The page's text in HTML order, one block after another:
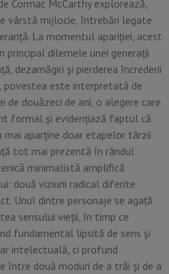
Cormac McCarthy explorează,
vârstă mijlocie, întrebări legate
La momentul apariției, acest
dilemele unei generații
dezamăgiri și pierderea încrederii
povestea este interpretată de
douăzeci de ani, o alegere care
formal și evidențiază faptul că
aparține doar etapelor târzii
tot mai prezentă în rândul
minimalistă amplifică
două viziuni radical diferite
Unul dintre personaje se agață
sensului vieții, în timp ce
fundamental lipsită de sens și
intelectuală, ci profund
între două moduri de a trăi și de a